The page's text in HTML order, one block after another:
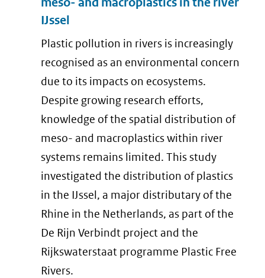
IJssel
Plastic pollution in rivers is increasingly
recognised as an environmental concern
due to its impacts on ecosystems.
Despite growing research efforts,
knowledge of the spatial distribution of
meso- and macroplastics within river
systems remains limited. This study
investigated the distribution of plastics
in the IJssel, a major distributary of the
Rhine in the Netherlands, as part of the
De Rijn Verbindt project and the
Rijkswaterstaat programme Plastic Free
Rivers.